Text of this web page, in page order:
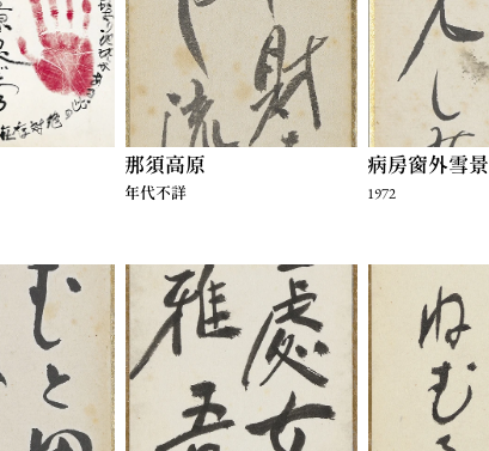
那須高原
年代不詳
病房窗外雪景
1972